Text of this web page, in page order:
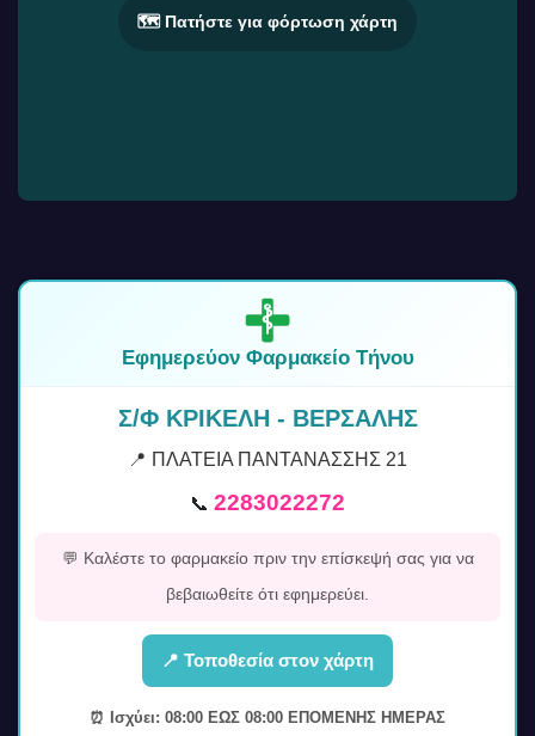
🗺️ Πατήστε για φόρτωση χάρτη
Εφημερεύον Φαρμακείο Τήνου
Σ/Φ ΚΡΙΚΕΛΗ - ΒΕΡΣΑΛΗΣ
📍 ΠΛΑΤΕΙΑ ΠΑΝΤΑΝΑΣΣΗΣ 21
📞 2283022272
💬 Καλέστε το φαρμακείο πριν την επίσκεψή σας για να
βεβαιωθείτε ότι εφημερεύει.
📍 Τοποθεσία στον χάρτη
⏰ Ισχύει: 08:00 ΕΩΣ 08:00 ΕΠΟΜΕΝΗΣ ΗΜΕΡΑΣ